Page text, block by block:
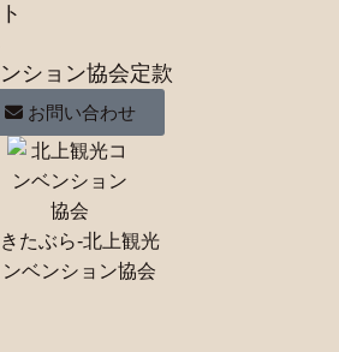
ション協会定款
お問い合わせ